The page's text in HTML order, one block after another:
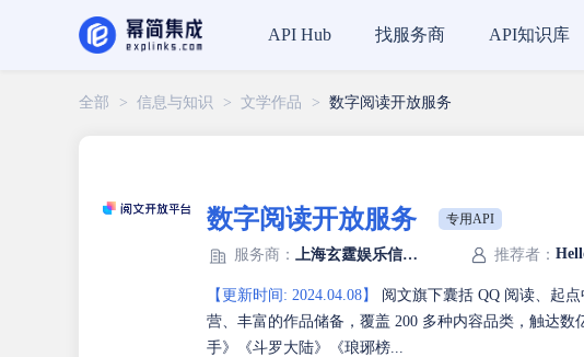
API Hub 找服务商 API知识库
全部 > 信息与知识 > 文学作品 > 数字阅读开放服务
数字阅读开放服务 专用API
服务商： 上海玄霆娱乐信息科技有限公司 推荐者：
【更新时间: 2024.04.08】
阅文旗下囊括 QQ 阅读、起
营、丰富的作品储备，覆盖 200 多种内容品类，触达
手》《斗罗大陆》《琅琊榜...